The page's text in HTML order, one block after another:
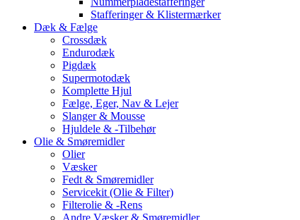
Stafferinger & Klistermærker
Dæk & Fælge
Crossdæk
Endurodæk
Pigdæk
Supermotodæk
Komplette Hjul
Fælge, Eger, Nav & Lejer
Slanger & Mousse
Hjuldele & -Tilbehør
Olie & Smøremidler
Olier
Væsker
Fedt & Smøremidler
Servicekit (Olie & Filter)
Filterolie & -Rens
Andre Væsker & Smøremidler